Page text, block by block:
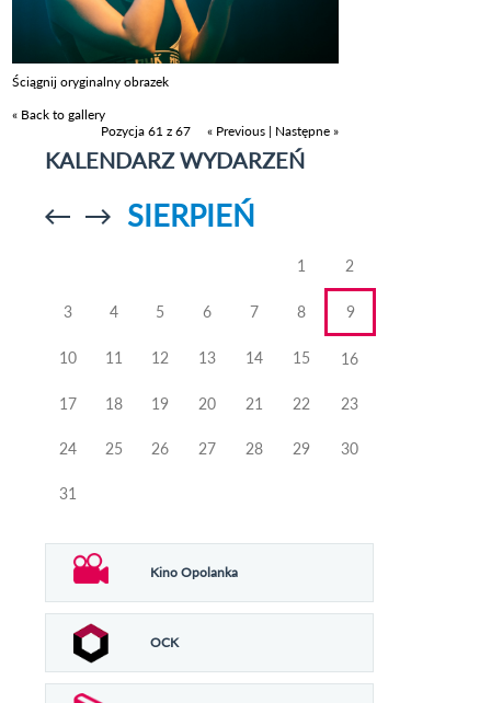
Ściągnij oryginalny obrazek
« Back to gallery
Pozycja 61 z 67
« Previous | Następne »
KALENDARZ WYDARZEŃ
Przejdź doPrzejdź do
SIERPIEŃ
1 2
3 4 5 6 7 8 9
10 11 12 13 14 15 16
17 18 19 20 21 22 23
24 25 26 27 28 29 30
31
Kino Opolanka
OCK